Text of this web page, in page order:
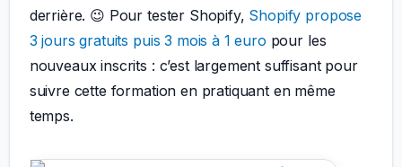
derrière. 😉 Pour tester Shopify, Shopify propose
3 jours gratuits puis 3 mois à 1 euro pour les
nouveaux inscrits : c’est largement suffisant pour
suivre cette formation en pratiquant en même
temps.